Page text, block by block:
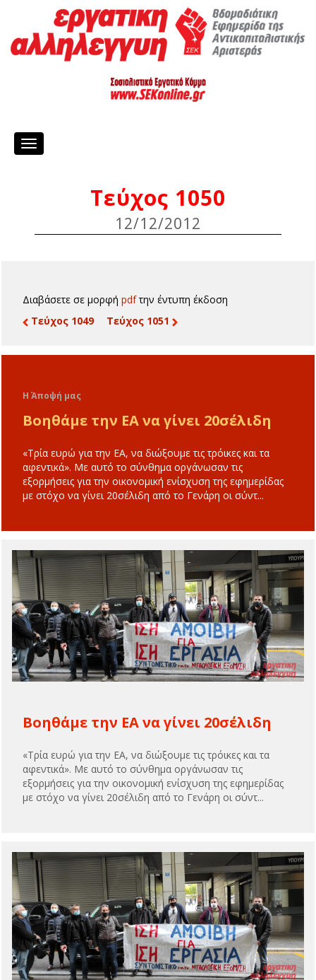
Toggle
Τεύχος 1050
12/12/2012
Διαβάσετε σε μορφήpdfτην έντυπη έκδοση
Τεύχος 1049
Τεύχος 1051
Η Άποψή μας
Βοηθάμε την ΕΑ να γίνει 20σέλιδη
«Τρία ευρώ για την ΕΑ, να διώξουμε τις τρόικες και τα
αφεντικά». Με αυτό το σύνθημα οργάνωσαν τις
εξορμήσεις για την οικονομική ενίσχυση της εφημερίδας
με στόχο να γίνει 20σέλιδη από το Γενάρη οι σύντ...
Βοηθάμε την ΕΑ να γίνει 20σέλιδη
«Τρία ευρώ για την ΕΑ, να διώξουμε τις τρόικες και τα
αφεντικά». Με αυτό το σύνθημα οργάνωσαν τις
εξορμήσεις για την οικονομική ενίσχυση της εφημερίδας
με στόχο να γίνει 20σέλιδη από το Γενάρη οι σύντ...